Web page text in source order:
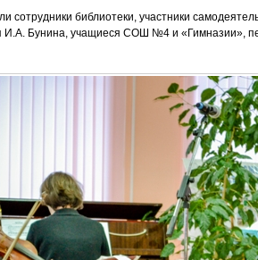
сотрудники библиотеки, участники
И.А. Бунина, учащиеся СОШ №4 и «Гимназии»,